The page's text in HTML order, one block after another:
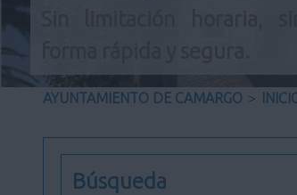
AYUNTAMIENTO DE CAMARGO >
Búsqueda